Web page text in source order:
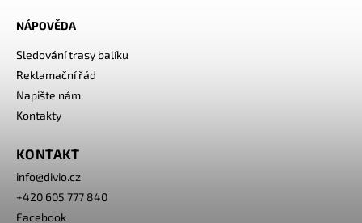
NÁPOVĚDA
Sledování trasy balíku
Reklamační řád
Napište nám
Kontakty
KONTAKT
info@divio.cz
+420 605 777 840
Facebook